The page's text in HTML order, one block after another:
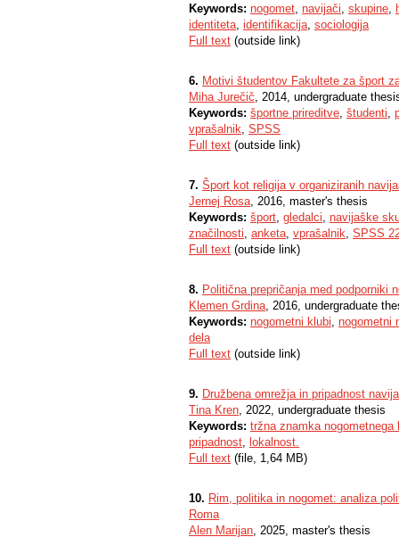
Keywords: nogomet, navijači, skupine,
identiteta, identifikacija, sociologija
Full text (outside link)
6. Motivi študentov Fakultete za šport
Miha Jurečič, 2014, undergraduate
Keywords: športne prireditve, študenti,
vprašalnik, SPSS
Full text (outside link)
7. Šport kot religija v organiziranih
Jernej Rosa, 2016, master's thesis
Keywords: šport, gledalci, navijaške
značilnosti, anketa, vprašalnik, SPSS
Full text (outside link)
8. Politična prepričanja med podporniki
Klemen Grdina, 2016, undergraduate
Keywords: nogometni klubi, nogometni
dela
Full text (outside link)
9. Družbena omrežja in pripadnost
Tina Kren, 2022, undergraduate thesis
Keywords: tržna znamka nogometnega
pripadnost, lokalnost.
Full text (file, 1,64 MB)
10. Rim, politika in nogomet: analiza
Roma
Alen Marijan, 2025, master's thesis